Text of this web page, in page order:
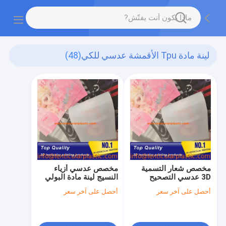
لينة مادة Tpu الأقمشة عدسي للكي (48)
مخصص عدسي أزياء
النسيج لينة مادة البولي
يوريثان عدسي تسمية
العدسة للملابس / هوديس
أحصل على آخر سعر
مخصص شعار التسمية
3D عدسي التصحيح
طباعة ورقة نقل الحرارة
أحصل على آخر سعر